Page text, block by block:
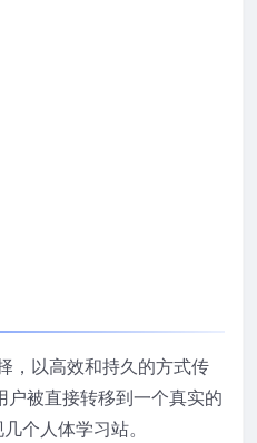
，以高效和持久的方式传
被直接转移到一个真实的
个人体学习站。